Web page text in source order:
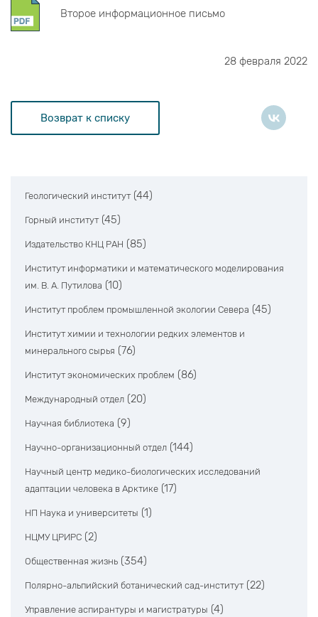
Второе информационное письмо
28 февраля 2022
Возврат к списку
Геологический институт (44)
Горный институт (45)
Издательство КНЦ РАН (85)
Институт информатики и математического моделирования
им. В. А. Путилова (10)
Институт проблем промышленной экологии Севера (45)
Институт химии и технологии редких элементов и
минерального сырья (76)
Институт экономических проблем (86)
Международный отдел (20)
Научная библиотека (9)
Научно-организационный отдел (144)
Научный центр медико-биологических исследований
адаптации человека в Арктике (17)
НП Наука и университеты (1)
НЦМУ ЦРИРС (2)
Общественная жизнь (354)
Полярно-альпийский ботанический сад-институт (22)
Управление аспирантуры и магистратуры (4)